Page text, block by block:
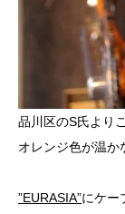
品川区のS氏より
オレンジ色が温か
”EURASIA”にケー